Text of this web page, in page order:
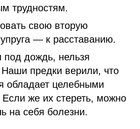
трудностям.
свою вторую
— к расставанию.
под дождь, нельзя
Наши предки верили, что
обладает целебными
же их стереть, можно
на себя болезни.